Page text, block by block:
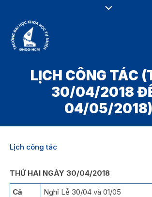
LỊCH CÔNG TÁC
30/04/2018
04/05/2018)
Lịch công tác
THỨ HAI NGÀY 30/04/2018
Cả
Nghỉ Lễ 30/04 và 01/05